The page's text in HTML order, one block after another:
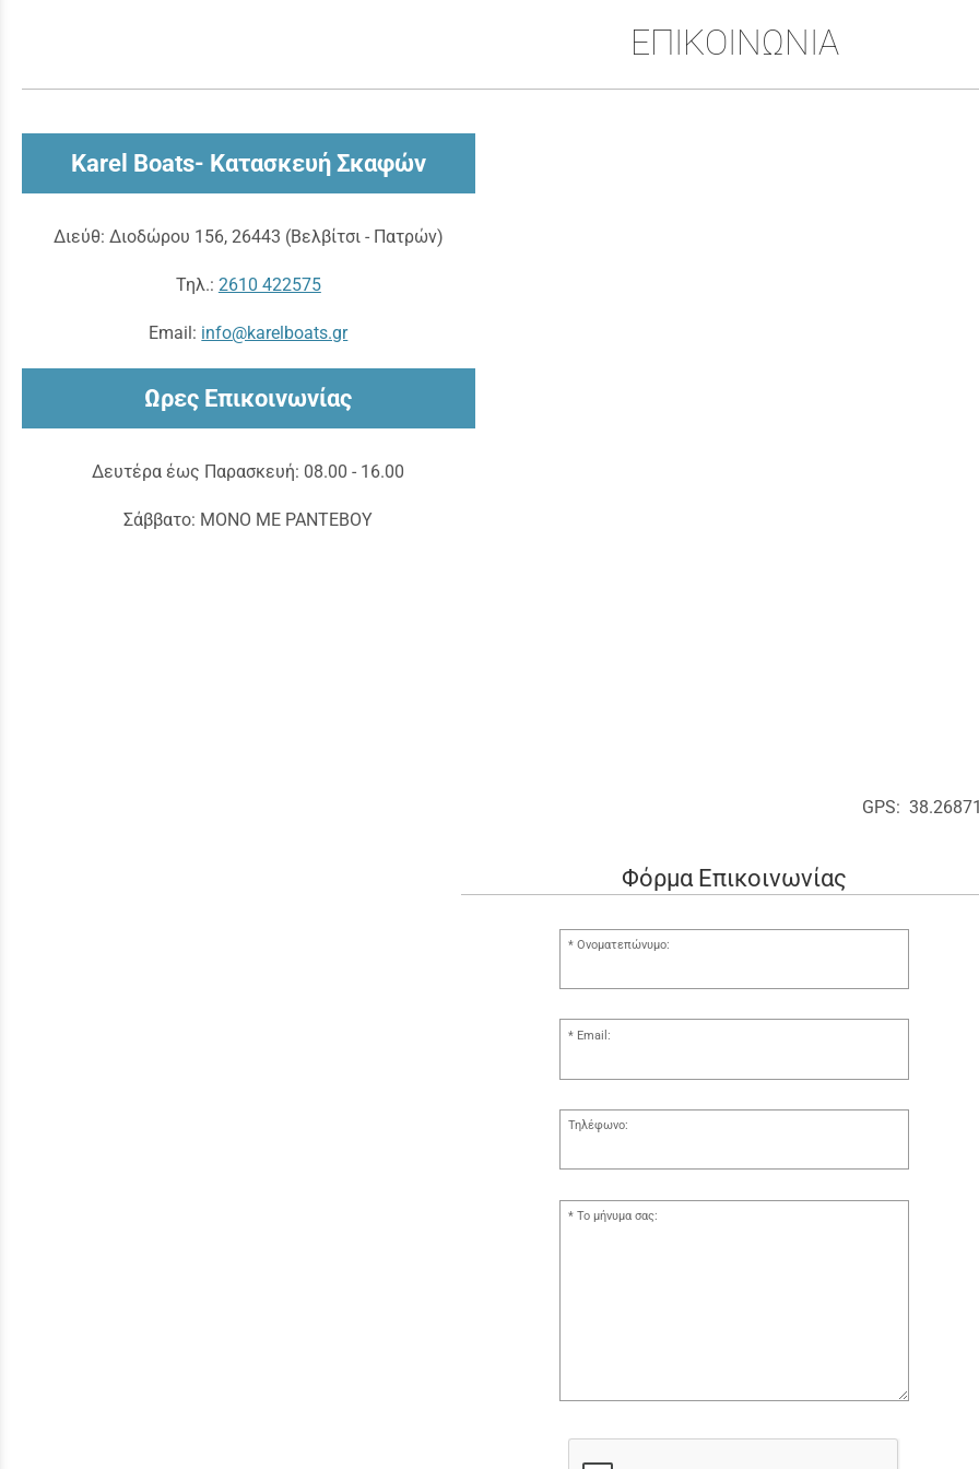
ΕΠΙΚΟΙΝΩΝΙΑ
Karel Boats- Κατασκευή Σκαφών
Διεύθ: Διοδώρου 156, 26443 (Βελβίτσι - Πατρών)
Τηλ.: 2610 422575
Εmail: info@karelboats.gr
Ωρες Επικοινωνίας
Δευτέρα έως Παρασκευή: 08.00 - 16.00
Σάββατο: MONO ME ΡΑΝΤΕΒΟΥ
GPS:
Φόρμα Επικοινωνίας
Ονοματεπώνυμο:
Email:
Τηλέφωνο:
Το μήνυμα σας: